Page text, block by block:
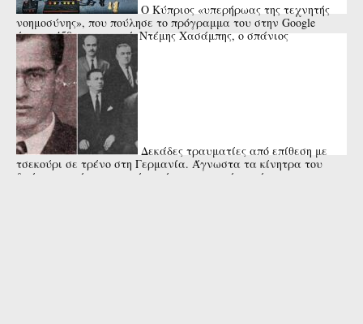
Ο Κύπριος «υπερήρωας της τεχνητής
νοημοσύνης», που πούλησε το πρόγραμμα του στην Google
έναντι 450 εκατ. ευρώ. Ντέμης Χασάμπης, ο σπάνιος
επιστήμονας.
Δεκάδες τραυματίες από επίθεση με
τσεκούρι σε τρένο στη Γερμανία. Άγνωστα τα κίνητρα του
δράστη που έπεσε νεκρός από αστυνομικά πυρά